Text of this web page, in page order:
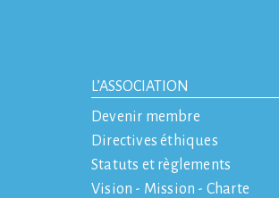
L’ASSOCIATION
Devenir membre
Directives éthiques
Statuts et règlements
Vision - Mission - Charte